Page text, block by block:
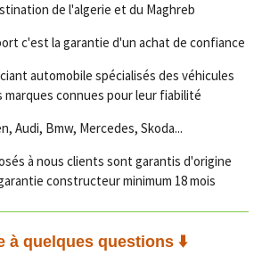
de l'algerie et du Maghreb
c'est la garantie d'un achat de confiance
automobile spécialisés des véhicules
marques connues pour leur fiabilité
Audi, Bmw, Mercedes, Skoda...
à nous clients sont garantis d'origine
constructeur minimum 18 mois
à quelques questions ⬇️